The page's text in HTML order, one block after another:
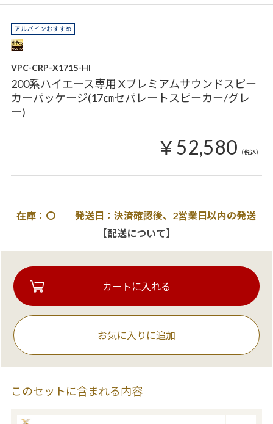
VPC-CRP-X171S-HI
200系ハイエース専用 Xプレミアムサウンドスピー
カーパッケージ(17㎝セパレートスピーカー/グレ
ー)
￥52,580 （税込）
在庫：〇 発送日：決済確認後、2営業日以内の発送
【配送について】
お気に入りに追加
このセットに含まれる内容